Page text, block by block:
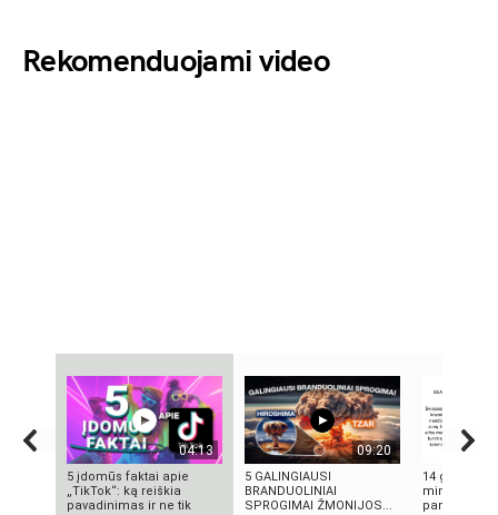
Rekomenduojami video
04:13
5 įdomūs faktai apie
„TikTok“: ką reiškia
pavadinimas ir ne tik
09:20
5 GALINGIAUSI
BRANDUOLINIAI
SPROGIMAI ŽMONIJOS...
14 grožio
minutės |
pamoka